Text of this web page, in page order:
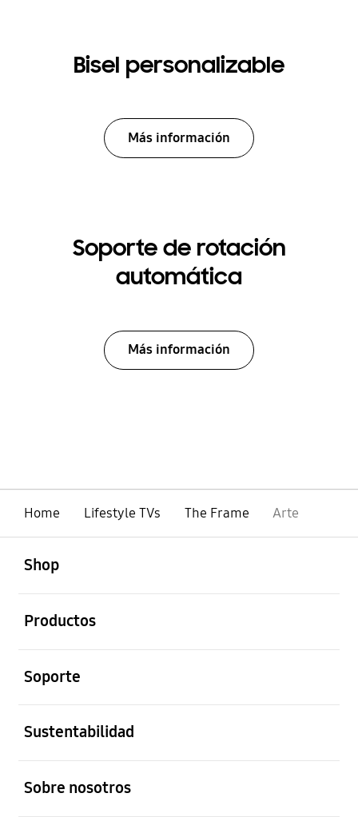
Bisel personalizable
Más información
Soporte de rotación
automática
Más información
Home Lifestyle TVs The Frame Arte
Shop
Productos
Soporte
Sustentabilidad
Sobre nosotros